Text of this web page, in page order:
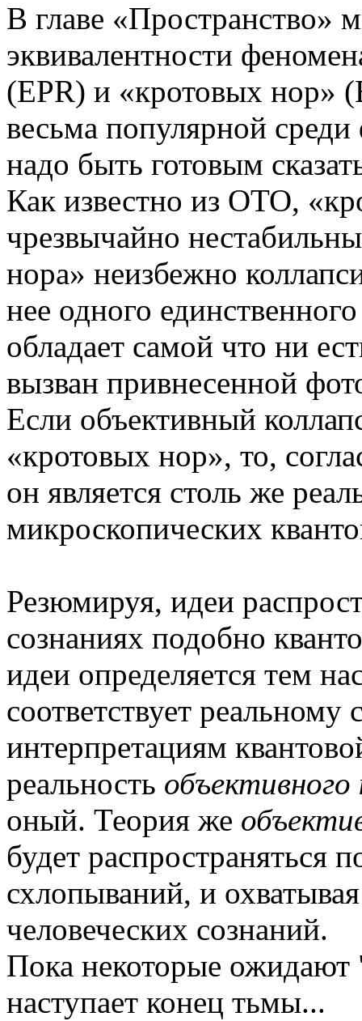
В главе «Пространство»
эквивалентности
(EPR) и «кротовых нор»
весьма популярной
надо быть готовым
Как известно из ОТО,
чрезвычайно
нора» неизбежно
нее одного
обладает самой что ни
вызван привнесенной
Если объективный
«кротовых нор», то,
он является столь же
микроскопических
Резюмируя, идеи
сознаниях подобно
идеи определяется тем
соответствует
интерпретациям
реальность объективного
оный. Теория же
будет распространяться
схлопываний, и
человеческих сознаний.
Пока некоторые ожидают
наступает конец тьмы...